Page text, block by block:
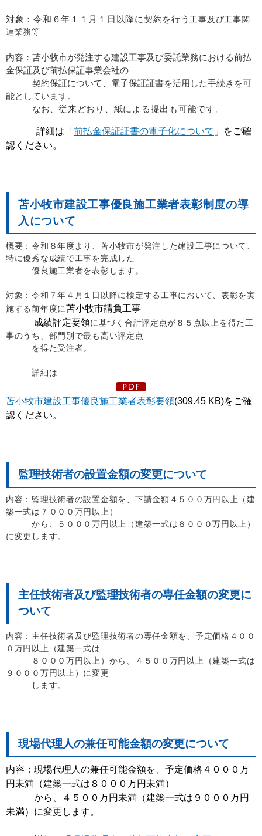
対象：令和６年１１月１日以降に契約を行う 工事及び工事関
連業務等
内容：苫小牧市が発注する建設工事及び委託業務における前払
金保証及び前払保証事業会社の
契約保証について、電子保証証書を活用した手続きを可
能としています。
なお、 従来どおり、紙による提出も可能です。
詳細は「 前払金保証証書の電子化について 」をご確
認ください。
苫小牧市建設工事優良施工業者表彰制度の導
入について
概要：令和８年度より、苫小牧市が発注した建設工事について、
特に優秀な成績で工事を完成した
優良施工業者を表彰します。
対象：令和７年４月１日以降に検定する工事において、表彰を実
施する前年度に苫小牧市請負工事
成績評定要領に基づく合計評定点が８５点以上を得た工
事のうち、部門別で最も高い評定点
を得た受注者。
詳細は
苫小牧市建設工事優良施工業者表彰要領(309.45 KB)をご確
認ください。
監理技術者の設置金額の変更について
内容：監理技術者の設置金額を、下請金額４５００万円以上（建
築一式は７０００万円以上）
から、５０００万円以上（建築一式は８０００万円以上）
に変更します。
主任技術者及び監理技術者の専任金額の変更に
ついて
内容：主任技術者及び監理技術者の専任金額を、予定価格４００
０万円以上（建築一式は
８０００万円以上） から、４５００万円以上（建築一式は
９０００万円以上）に変更
します。
現場代理人の兼任可能金額の変更について
内容：現場代理人の兼任可能金額を、予定価格４０００万
円未満（建築一式は８０００万円未満）
から、４５００万円未満（建築一式は９０００万円
未満）に変更します。